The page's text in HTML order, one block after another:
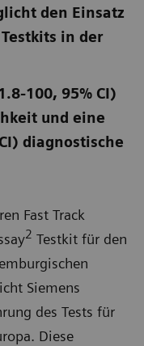
den Einsatz
in der
100, 95% CI)
und eine
diagnostische
Fast Track
2 Testkit für den
Siemens
des Tests für
Diese